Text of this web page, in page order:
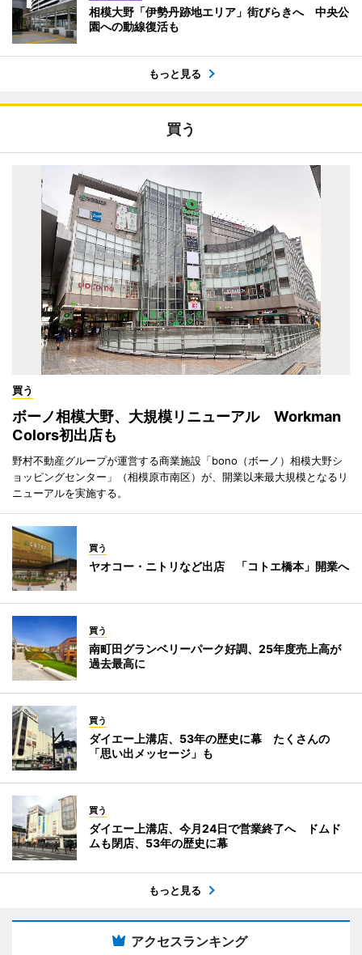
相模大野「伊勢丹跡地エリア」街びらきへ 中央公
園への動線復活も
もっと見る
買う
買う
ボーノ相模大野、大規模リニューアル Workman
Colors初出店も
野村不動産グループが運営する商業施設「bono（ボーノ）相模大野シ
ョッピングセンター」（相模原市南区）が、開業以来最大規模となるリ
ニューアルを実施する。
買う
ヤオコー・ニトリなど出店 「コトエ橋本」開業へ
買う
南町田グランベリーパーク好調、25年度売上高が
過去最高に
買う
ダイエー上溝店、53年の歴史に幕 たくさんの
「思い出メッセージ」も
買う
ダイエー上溝店、今月24日で営業終了へ ドムド
ムも閉店、53年の歴史に幕
もっと見る
アクセスランキング